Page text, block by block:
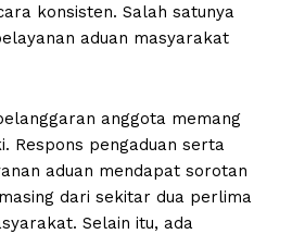
konsisten. Salah satunya
aduan masyarakat
anggota memang
Respons pengaduan serta
aduan mendapat sorotan
dari sekitar dua perlima
Selain itu, ada